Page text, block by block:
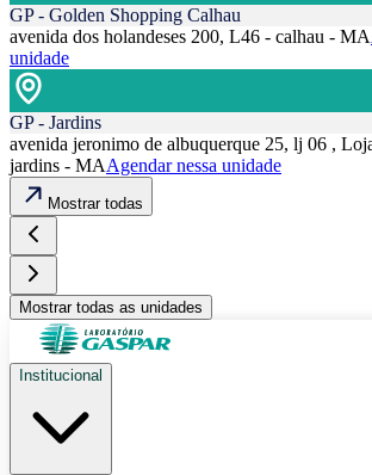
GP - Golden Shopping Calhau
avenida dos holandeses 200, L46 - calhau - MA
unidade
GP - Jardins
avenida jeronimo de albuquerque 25, lj 06 ,
jardins - MAAgendar nessa unidade
Mostrar todas
Mostrar todas as unidades
Institucional